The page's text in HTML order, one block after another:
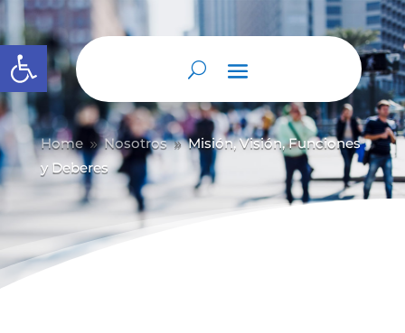
Abrir barra de herramientas
Home 9 Nosotros 9 Misión, Visión, Funciones
y Deberes